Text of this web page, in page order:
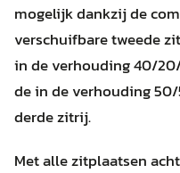
mogelijk dankzij de
verschuifbare tweede
in de verhouding 40/
de in de verhouding
derde zitrij.
Met alle zitplaatsen